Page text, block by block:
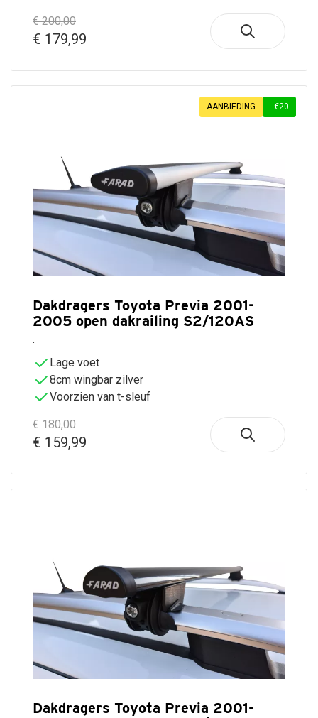
€ 200,00
€ 179,99
AANBIEDING - €20
Dakdragers Toyota Previa 2001-
2005 open dakrailing S2/120AS
.
Lage voet
8cm wingbar zilver
Voorzien van t-sleuf
€ 180,00
€ 159,99
Dakdragers Toyota Previa 2001-